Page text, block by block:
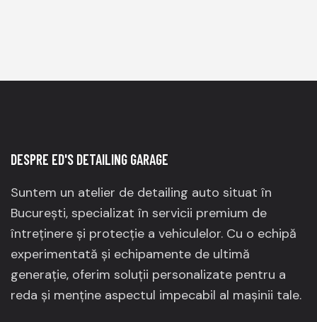
DESPRE ED'S DETAILING GARAGE
Suntem un atelier de detailing auto situat în
București, specializat în servicii premium de
întreținere și protecție a vehiculelor. Cu o echipă
experimentată și echipamente de ultimă
generație, oferim soluții personalizate pentru a
reda și menține aspectul impecabil al mașinii tale.